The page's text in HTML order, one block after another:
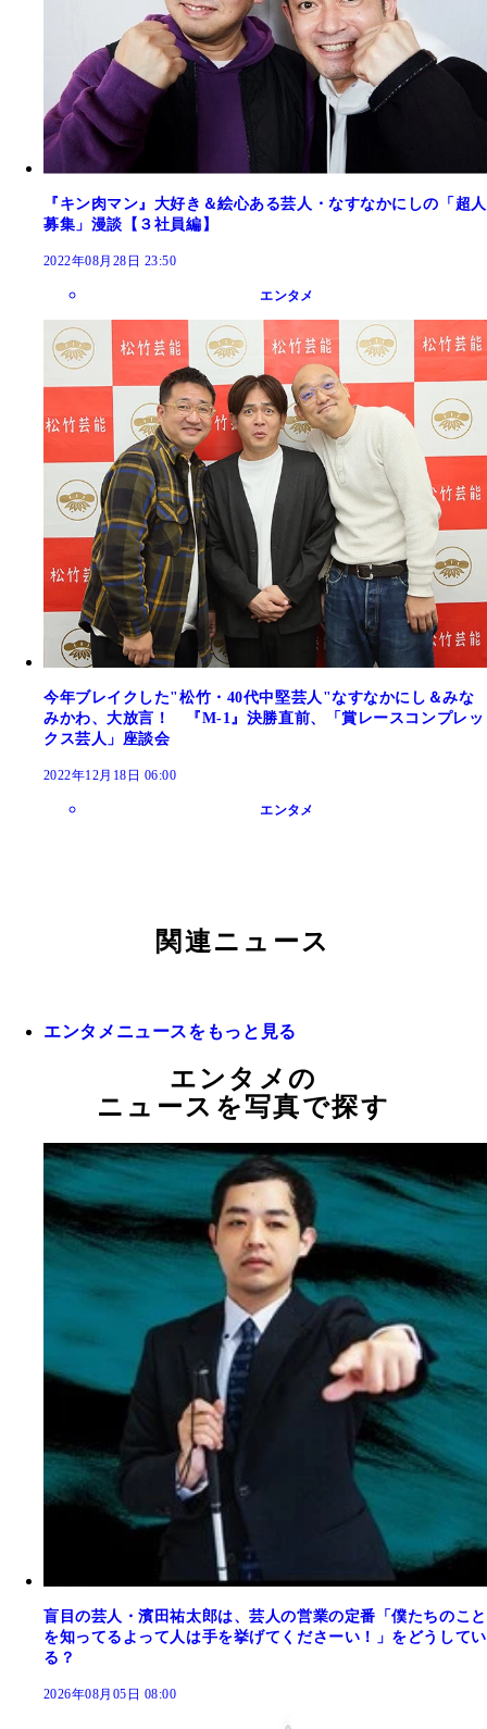
『キン肉マン』大好き＆絵心ある芸人・なすなかにしの「超人
募集」漫談【３社員編】
2022年08月28日 23:50
エンタメ
今年ブレイクした"松竹・40代中堅芸人"なすなかにし＆みな
みかわ、大放言！ 『M-1』決勝直前、「賞レースコンプレッ
クス芸人」座談会
2022年12月18日 06:00
エンタメ
関連ニュース
エンタメニュースをもっと見る
エンタメの
ニュースを写真で探す
盲目の芸人・濱田祐太郎は、芸人の営業の定番「僕たちのこと
を知ってるよって人は手を挙げてくださーい！」をどうしてい
る？
2026年08月05日 08:00